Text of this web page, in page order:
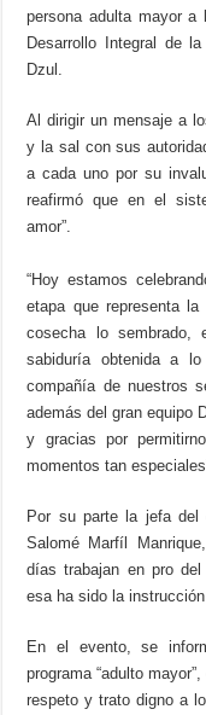
persona adulta mayor a
Desarrollo Integral de
Dzul.
Al dirigir un mensaje a
y la sal con sus
a cada uno por su
reafirmó que en el
amor”.
“Hoy estamos
etapa que representa
cosecha lo sembrado,
sabiduría obtenida a
compañía de nuestros
además del gran equipo
y gracias por
momentos tan
Por su parte la jefa del
Salomé Marfíl
días trabajan en pro
esa ha sido la
En el evento, se
programa “adulto
respeto y trato digno a